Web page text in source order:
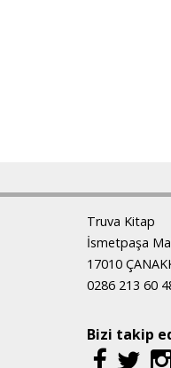
Truva Kitap
İsmetpaşa
17010
0286 213 60
Bizi takip